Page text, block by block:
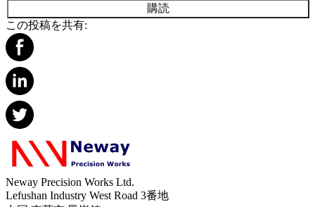
購読
この投稿を共有:
Neway Precision Works Ltd.
Lefushan Industry West Road 3番地